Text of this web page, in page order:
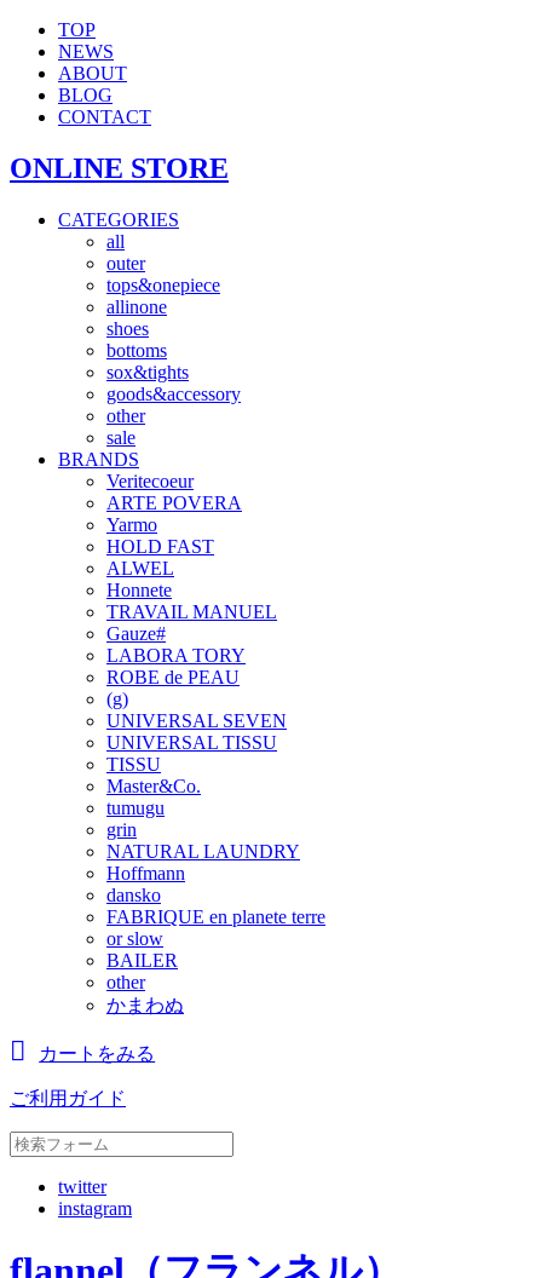
TOP
NEWS
ABOUT
BLOG
CONTACT
ONLINE STORE
CATEGORIES
all
outer
tops&onepiece
allinone
shoes
bottoms
sox&tights
goods&accessory
other
sale
BRANDS
Veritecoeur
ARTE POVERA
Yarmo
HOLD FAST
ALWEL
Honnete
TRAVAIL MANUEL
Gauze#
LABORA TORY
ROBE de PEAU
(g)
UNIVERSAL SEVEN
UNIVERSAL TISSU
TISSU
Master&Co.
tumugu
grin
NATURAL LAUNDRY
Hoffmann
dansko
FABRIQUE en planete terre
or slow
BAILER
other
かまわぬ
カートをみる
ご利用ガイド
twitter
instagram